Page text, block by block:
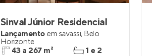
Sinval Júnior Residencial
Lançamento em savassi, Belo
Horizonte
43 a 267 m²
1 e 2